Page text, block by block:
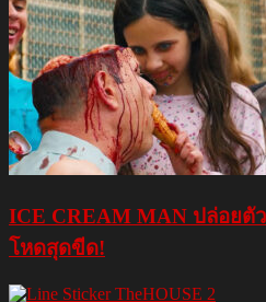
ICE CREAM MAN ปล่อยตัว
โหดสุดขีด!